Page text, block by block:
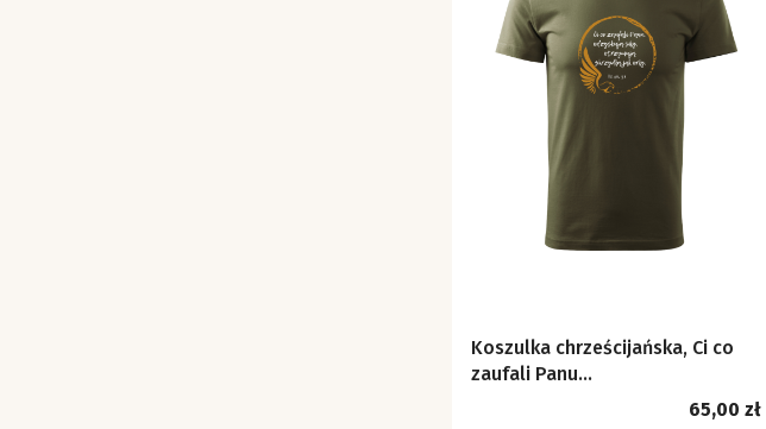
Koszulka chrześcijańska, Ci co
zaufali Panu...
Cena
65,00 zł